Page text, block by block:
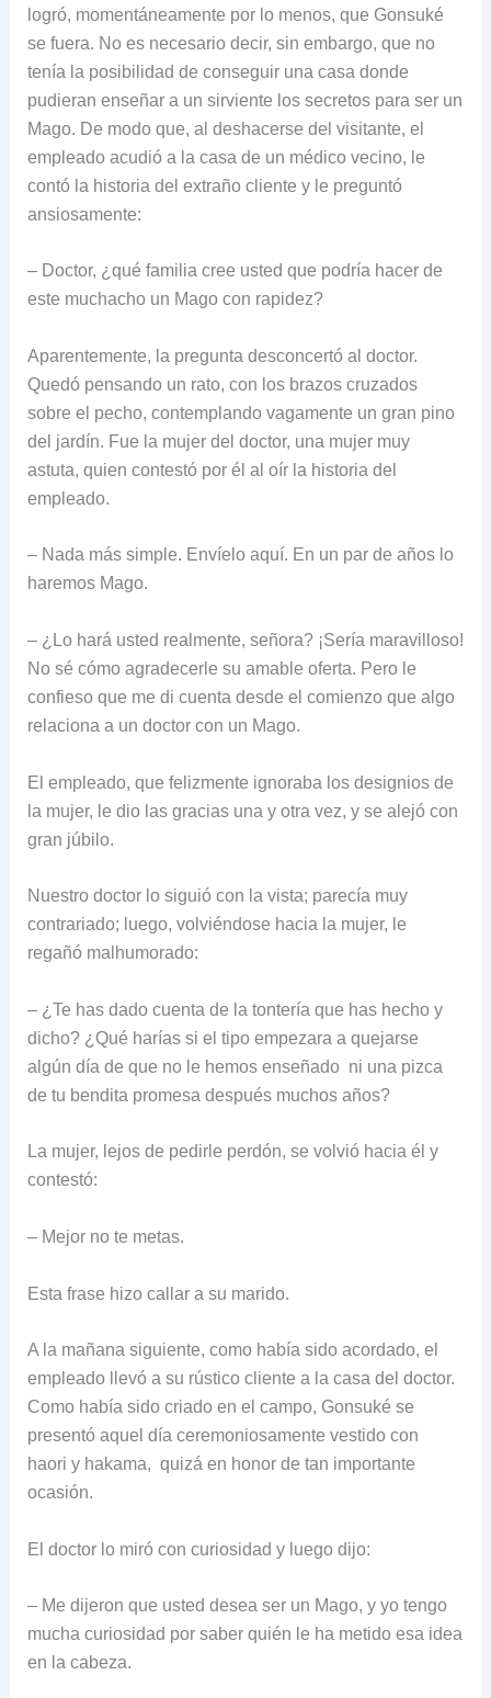
logró, momentáneamente por lo menos, que Gonsuké
se fuera. No es necesario decir, sin embargo, que no
tenía la posibilidad de conseguir una casa donde
pudieran enseñar a un sirviente los secretos para ser un
Mago. De modo que, al deshacerse del visitante, el
empleado acudió a la casa de un médico vecino, le
contó la historia del extraño cliente y le preguntó
ansiosamente:
– Doctor, ¿qué familia cree usted que podría hacer de
este muchacho un Mago con rapidez?
Aparentemente, la pregunta desconcertó al doctor.
Quedó pensando un rato, con los brazos cruzados
sobre el pecho, contemplando vagamente un gran pino
del jardín. Fue la mujer del doctor, una mujer muy
astuta, quien contestó por él al oír la historia del
empleado.
– Nada más simple. Envíelo aquí. En un par de años lo
haremos Mago.
– ¿Lo hará usted realmente, señora? ¡Sería maravilloso!
No sé cómo agradecerle su amable oferta. Pero le
confieso que me di cuenta desde el comienzo que algo
relaciona a un doctor con un Mago.
El empleado, que felizmente ignoraba los designios de
la mujer, le dio las gracias una y otra vez, y se alejó con
gran júbilo.
Nuestro doctor lo siguió con la vista; parecía muy
contrariado; luego, volviéndose hacia la mujer, le
regañó malhumorado:
– ¿Te has dado cuenta de la tontería que has hecho y
dicho? ¿Qué harías si el tipo empezara a quejarse
algún día de que no le hemos enseñado ni una pizca
de tu bendita promesa después muchos años?
La mujer, lejos de pedirle perdón, se volvió hacia él y
contestó:
– Mejor no te metas.
Esta frase hizo callar a su marido.
A la mañana siguiente, como había sido acordado, el
empleado llevó a su rústico cliente a la casa del doctor.
Como había sido criado en el campo, Gonsuké se
presentó aquel día ceremoniosamente vestido con
haori y hakama, quizá en honor de tan importante
ocasión.
El doctor lo miró con curiosidad y luego dijo:
– Me dijeron que usted desea ser un Mago, y yo tengo
mucha curiosidad por saber quién le ha metido esa idea
en la cabeza.